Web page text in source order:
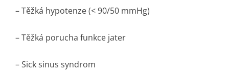
– Těžká hypotenze (< 90/50 mmHg)
– Těžká porucha funkce jater
– Sick sinus syndrom